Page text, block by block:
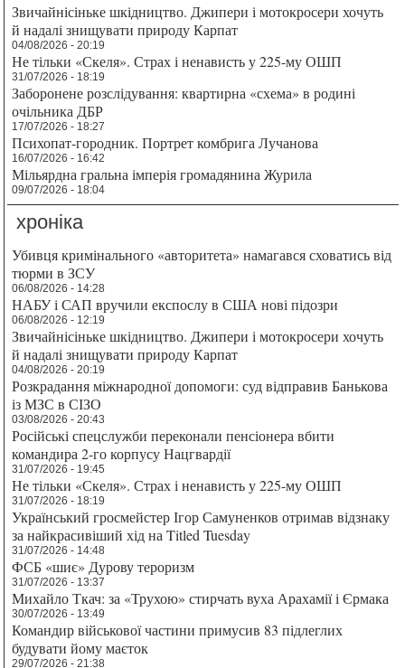
Звичайнісіньке шкідництво. Джипери і мотокросери хочуть
й надалі знищувати природу Карпат
04/08/2026 - 20:19
Не тільки «Скеля». Страх і ненависть у 225-му ОШП
31/07/2026 - 18:19
Заборонене розслідування: квартирна «схема» в родині
очільника ДБР
17/07/2026 - 18:27
Психопат-городник. Портрет комбрига Лучанова
16/07/2026 - 16:42
Мільярдна гральна імперія громадянина Журила
09/07/2026 - 18:04
хроніка
Убивця кримінального «авторитета» намагався сховатись від
тюрми в ЗСУ
06/08/2026 - 14:28
НАБУ і САП вручили експослу в США нові підозри
06/08/2026 - 12:19
Звичайнісіньке шкідництво. Джипери і мотокросери хочуть
й надалі знищувати природу Карпат
04/08/2026 - 20:19
Розкрадання міжнародної допомоги: суд відправив Банькова
із МЗС в СІЗО
03/08/2026 - 20:43
Російські спецслужби переконали пенсіонера вбити
командира 2-го корпусу Нацгвардії
31/07/2026 - 19:45
Не тільки «Скеля». Страх і ненависть у 225-му ОШП
31/07/2026 - 18:19
Український гросмейстер Ігор Самуненков отримав відзнаку
за найкрасивіший хід на Titled Tuesday
31/07/2026 - 14:48
ФСБ «шиє» Дурову тероризм
31/07/2026 - 13:37
Михайло Ткач: за «Трухою» стирчать вуха Арахамії і Єрмака
30/07/2026 - 13:49
Командир військової частини примусив 83 підлеглих
будувати йому маєток
29/07/2026 - 21:38